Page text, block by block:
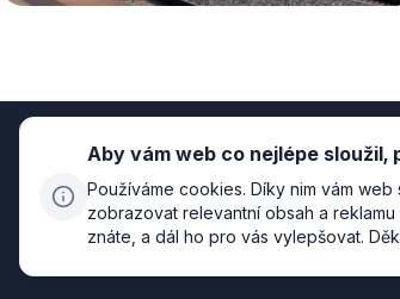
Zásady zpracování osobních údajů
Aby vám web co nejlépe sloužil,
Používáme cookies. Díky nim vám
zobrazovat relevantní obsah a
znáte, a dál ho pro vás vylepšovat.